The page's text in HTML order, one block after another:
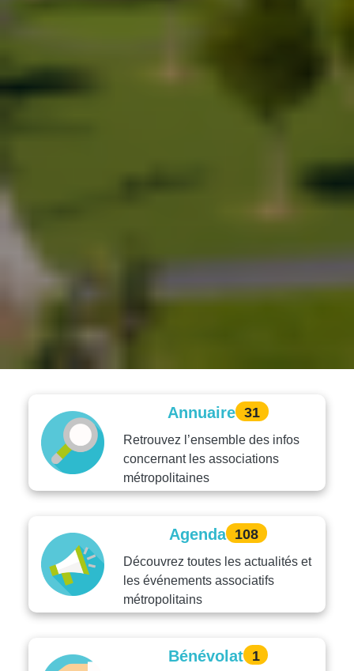
Annuaire 31
Retrouvez l’ensemble des infos
concernant les associations
métropolitaines
Agenda 108
Découvrez toutes les actualités et
les événements associatifs
métropolitains
Bénévolat 1